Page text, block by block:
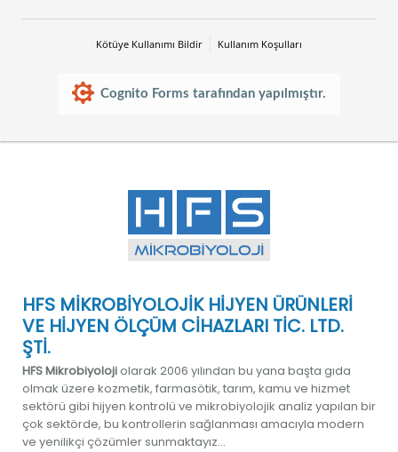
Kötüye Kullanımı Bildir Kullanım Koşulları
Cognito Forms tarafından yapılmıştır.
HFS MİKROBİYOLOJİK HİJYEN ÜRÜNLERİ
VE HİJYEN ÖLÇÜM CİHAZLARI TİC. LTD.
ŞTİ.
HFS Mikrobiyolojiolarak 2006 yılından bu yana başta gıda
olmak üzere kozmetik, farmasötik, tarım, kamu ve hizmet
sektörü gibi hijyen kontrolü ve mikrobiyolojik analiz yapılan bir
çok sektörde, bu kontrollerin sağlanması amacıyla modern
ve yenilikçi çözümler sunmaktayız...